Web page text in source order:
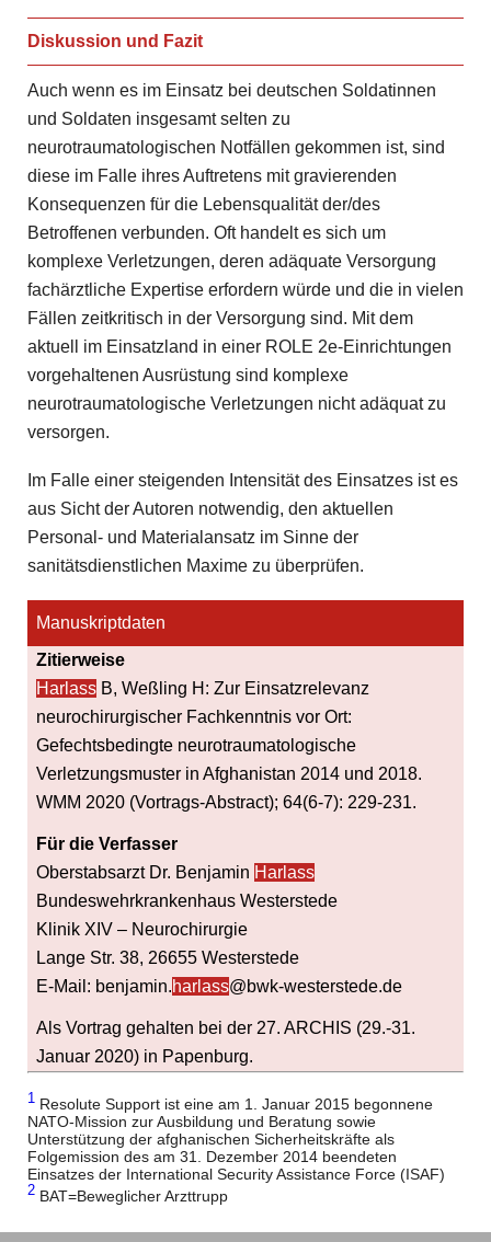
Diskussion und Fazit
Auch wenn es im Einsatz bei deutschen Soldatinnen
und Soldaten insgesamt selten zu
neurotraumatologischen Notfällen gekommen ist, sind
diese im Falle ihres Auftretens mit gravierenden
Konsequenzen für die Lebensqualität der/des
Betroffenen verbunden. Oft handelt es sich um
komplexe Verletzungen, deren adäquate Versorgung
fachärztliche Expertise erfordern würde und die in vielen
Fällen zeitkritisch in der Versorgung sind. Mit dem
aktuell im Einsatzland in einer ROLE 2e-Einrichtungen
vorgehaltenen Ausrüstung sind komplexe
neurotraumatologische Verletzungen nicht adäquat zu
versorgen.
Im Falle einer steigenden Intensität des Einsatzes ist es
aus Sicht der Autoren notwendig, den aktuellen
Personal- und Materialansatz im Sinne der
sanitätsdienstlichen Maxime zu überprüfen.
Manuskriptdaten
Zitierweise
Harlass B, Weßling H: Zur Einsatzrelevanz
neurochirurgischer Fachkenntnis vor Ort:
Gefechtsbedingte neurotraumatologische
Verletzungsmuster in Afghanistan 2014 und 2018.
WMM 2020 (Vortrags-Abstract); 64(6-7): 229-231.
Für die Verfasser
Oberstabsarzt Dr. Benjamin Harlass
Bundeswehrkrankenhaus Westerstede
Klinik XIV – Neurochirurgie
Lange Str. 38, 26655 Westerstede
E-Mail: benjamin.harlass@bwk-westerstede.de
Als Vortrag gehalten bei der 27. ARCHIS (29.-31.
Januar 2020) in Papenburg.
1 Resolute Support ist eine am 1. Januar 2015 begonnene
NATO-Mission zur Ausbildung und Beratung sowie
Unterstützung der afghanischen Sicherheitskräfte als
Folgemission des am 31. Dezember 2014 beendeten
Einsatzes der International Security Assistance Force (ISAF)
2 BAT=Beweglicher Arzttrupp